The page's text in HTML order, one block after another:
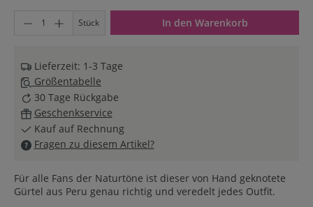
Produkt Anzahl: Gib den gewünschten Wert ein oder
Stück In den Warenkorb
Lieferzeit: 1-3 Tage
Größentabelle
30 Tage Rückgabe
Geschenkservice
Kauf auf Rechnung
Fragen zu diesem Artikel?
Für alle Fans der Naturtöne ist dieser von Hand geknotete
Gürtel aus Peru genau richtig und veredelt jedes Outfit.